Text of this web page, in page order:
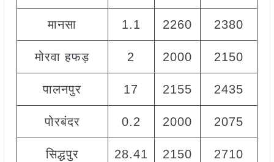
मानसा 1.1 2260 2380
मोरवा हफड़ 2 2000 2150
पालनपुर 17 2155 2435
पोरबंदर 0.2 2000 2075
सिद्धपुर 28.41 2150 2710